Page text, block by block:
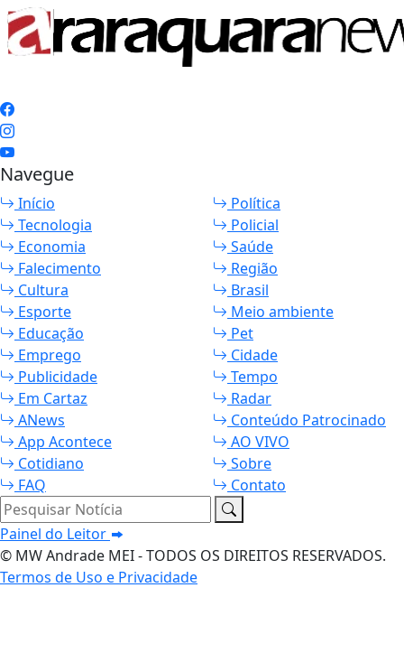
Navegue
Início
Política
Tecnologia
Policial
Economia
Saúde
Falecimento
Região
Cultura
Brasil
Esporte
Meio ambiente
Educação
Pet
Emprego
Cidade
Publicidade
Tempo
Em Cartaz
Radar
ANews
Conteúdo Patrocinado
App Acontece
AO VIVO
Cotidiano
Sobre
FAQ
Contato
Pesquisar Notícia
Painel do Leitor
© MW Andrade MEI - TODOS OS DIREITOS RESERVADOS.
Termos de Uso e Privacidade